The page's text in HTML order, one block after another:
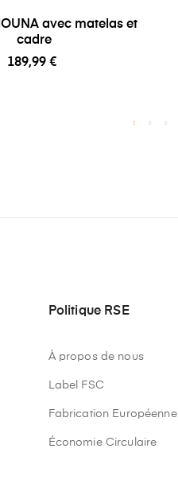
avec matelas et
cadre
189,99 €
Politique RSE
À propos de nous
Label FSC
Fabrication Européenne
Économie Circulaire